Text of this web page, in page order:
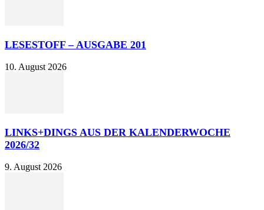
LESESTOFF – AUSGABE 201
10. August 2026
LINKS+DINGS AUS DER KALENDERWOCHE
2026/32
9. August 2026